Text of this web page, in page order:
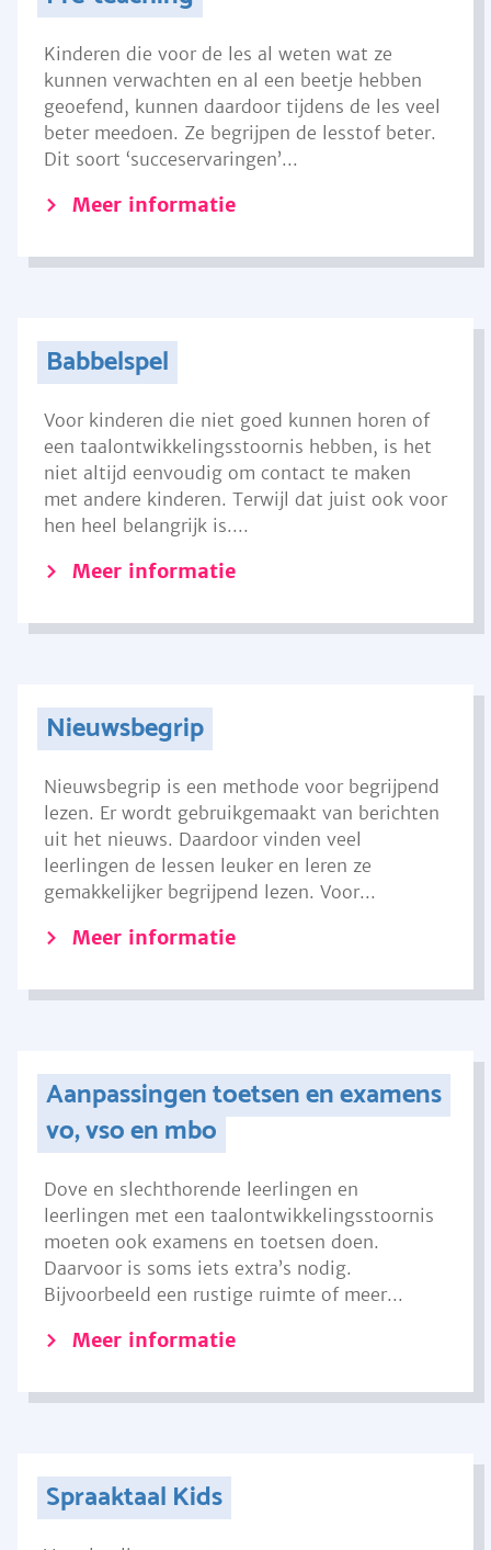
Kinderen die voor de les al weten wat ze
kunnen verwachten en al een beetje hebben
geoefend, kunnen daardoor tijdens de les veel
beter meedoen. Ze begrijpen de lesstof beter.
Dit soort ‘succeservaringen’...
Meer informatie
Babbelspel
Voor kinderen die niet goed kunnen horen of
een taalontwikkelingsstoornis hebben, is het
niet altijd eenvoudig om contact te maken
met andere kinderen. Terwijl dat juist ook voor
hen heel belangrijk is....
Meer informatie
Nieuwsbegrip
Nieuwsbegrip is een methode voor begrijpend
lezen. Er wordt gebruikgemaakt van berichten
uit het nieuws. Daardoor vinden veel
leerlingen de lessen leuker en leren ze
gemakkelijker begrijpend lezen. Voor...
Meer informatie
Aanpassingen toetsen en examens
vo, vso en mbo
Dove en slechthorende leerlingen en
leerlingen met een taalontwikkelingsstoornis
moeten ook examens en toetsen doen.
Daarvoor is soms iets extra’s nodig.
Bijvoorbeeld een rustige ruimte of meer...
Meer informatie
Spraaktaal Kids